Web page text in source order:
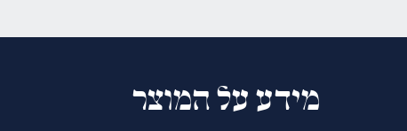
מידע על המוצר